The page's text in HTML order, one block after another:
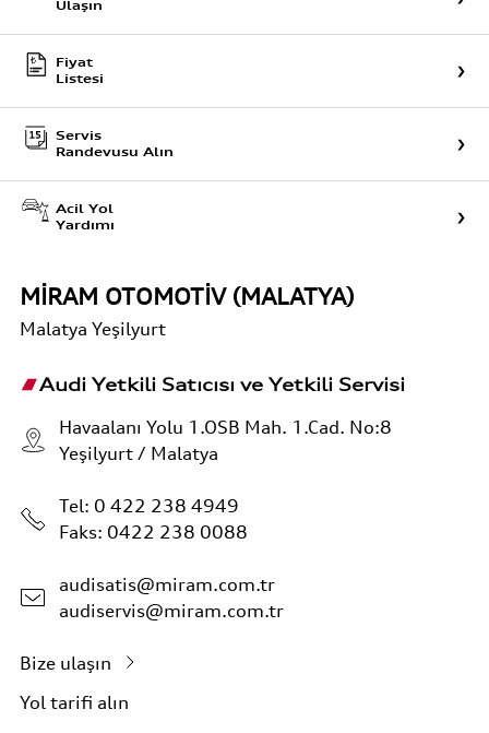
Ulaşın
Fiyat
Listesi
Servis
Randevusu Alın
Acil Yol
Yardımı
MİRAM OTOMOTİV (MALATYA)
Malatya Yeşilyurt
Audi Yetkili Satıcısı ve Yetkili Servisi
Havaalanı Yolu 1.OSB Mah. 1.Cad. No:8
Yeşilyurt / Malatya
Tel: 0 422 238 4949
Faks: 0422 238 0088
audisatis@miram.com.tr
audiservis@miram.com.tr
Bize ulaşın
Yol tarifi alın